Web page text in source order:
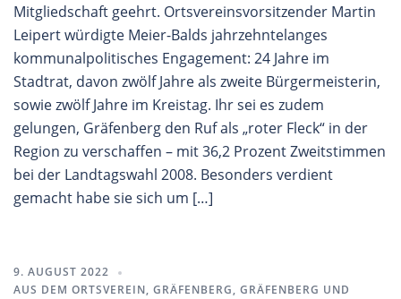
Mitgliedschaft geehrt. Ortsvereinsvorsitzender Martin
Leipert würdigte Meier-Balds jahrzehntelanges
kommunalpolitisches Engagement: 24 Jahre im
Stadtrat, davon zwölf Jahre als zweite Bürgermeisterin,
sowie zwölf Jahre im Kreistag. Ihr sei es zudem
gelungen, Gräfenberg den Ruf als „roter Fleck“ in der
Region zu verschaffen – mit 36,2 Prozent Zweitstimmen
bei der Landtagswahl 2008. Besonders verdient
gemacht habe sie sich um […]
9. AUGUST 2022
AUS DEM ORTSVEREIN, GRÄFENBERG, GRÄFENBERG UND